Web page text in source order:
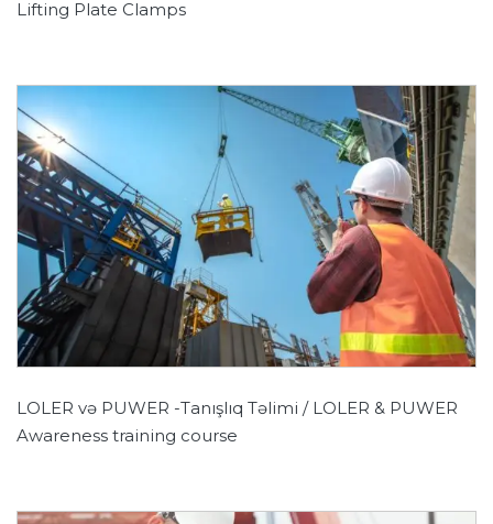
Lifting Plate Clamps
LOLER və PUWER -Tanışlıq Təlimi / LOLER & PUWER
Awareness training course